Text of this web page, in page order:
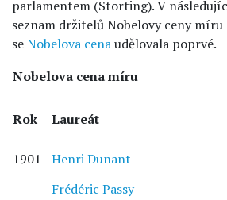
parlamentem (Storting). V
seznam držitelů Nobelovy ceny míru
seNobelova cenaudělovala poprvé.
Nobelova cena míru
Rok Laureát
1901 Henri Dunant
Frédéric Passy